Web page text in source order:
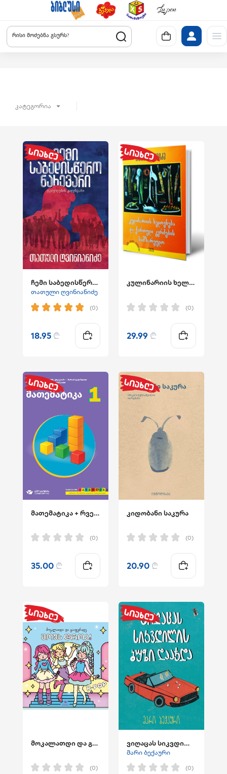
რისი მოძებნა გსურს?
კატეგორია
ჩემი საბედისწერო ნახევარი
თათული ღვინიანიძე
(0)
18.95 ₾
კულინარიის ხელოვნება და ქართული კერძების სამზარეულო
(0)
29.99 ₾
მათემატიკა + რვეული 1
(0)
35.00 ₾
კიდობანი საკურა
(0)
20.90 ₾
მოკალათდი და გააფერადე _ შოუს დროა!
(0)
ვიღაცას სიკვდილის ბუზი დააჯდა...
მარი ბექაური
(0)